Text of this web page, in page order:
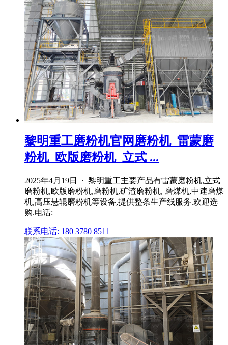
黎明重工磨粉机官网磨粉机_雷蒙磨
粉机_欧版磨粉机_立式 ...
2025年4月19日 · 黎明重工主要产品有雷蒙磨粉机,立式
磨粉机,欧版磨粉机,磨粉机,矿渣磨粉机, 磨煤机,中速磨煤
机,高压悬辊磨粉机等设备,提供整条生产线服务.欢迎选
购.电话:
联系电话: 180 3780 8511